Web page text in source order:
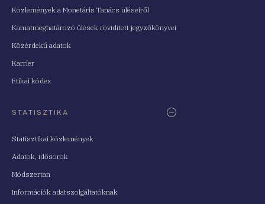
Közlemények a Monetáris Tanács üléseiről
Kamatmeghatározó ülések rövidített jegyzőkönyvei
Közérdekű adatok
Karrier
Etikai kódex
STATISZTIKA
Statisztikai közlemények
Adatok, idősorok
Módszertan
Információk adatszolgáltatóknak